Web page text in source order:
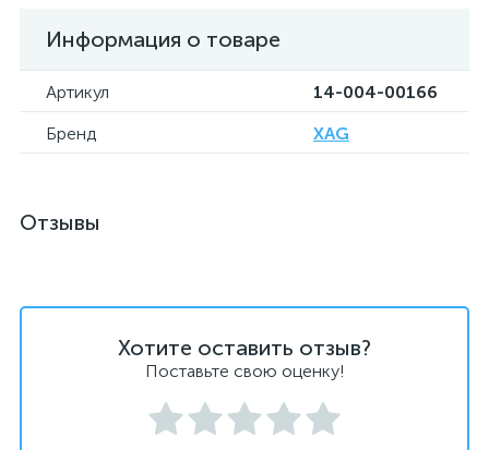
Информация о товаре
Артикул
14-004-00166
Бренд
XAG
Отзывы
Хотите оставить отзыв?
Поставьте свою оценку!